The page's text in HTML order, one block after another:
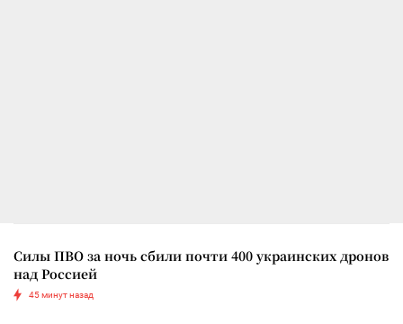
Силы ПВО за ночь сбили почти 400 украинских дронов
над Россией
45 минут назад